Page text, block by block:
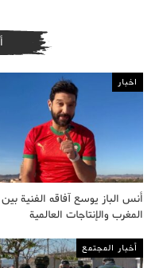
اخبار
أنس الباز يوسع آفاقه الفنية بين
المغرب والإنتاجات العالمية
أخبار المجتمع